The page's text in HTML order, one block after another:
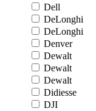
Dell
DeLonghi
DeLonghi
Denver
Dewalt
Dewalt
Dewalt
Didiesse
DJI